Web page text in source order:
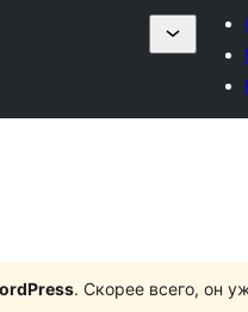
. Скорее всего, он